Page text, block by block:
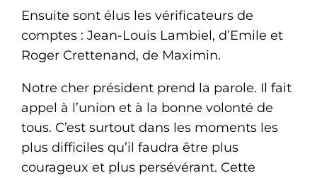
Ensuite sont élus les vérificateurs de
comptes : Jean-Louis Lambiel, d’Emile et
Roger Crettenand, de Maximin.
Notre cher président prend la parole. Il fait
appel à l’union et à la bonne volonté de
tous. C’est surtout dans les moments les
plus difficiles qu’il faudra être plus
courageux et plus persévérant. Cette